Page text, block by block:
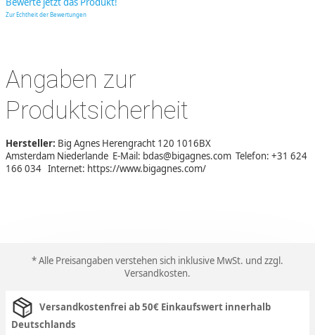
Zur Echtheit der Bewertungen
Angaben zur
Produktsicherheit
Hersteller: Big Agnes Herengracht 120 1016BX
Amsterdam Niederlande E-Mail: bdas@bigagnes.com Telefon: +31 624
166 034 Internet: https://www.bigagnes.com/
* Alle Preisangaben verstehen sich inklusive MwSt. und zzgl.
Versandkosten.
Versandkostenfrei ab 50€ Einkaufswert innerhalb
Deutschlands